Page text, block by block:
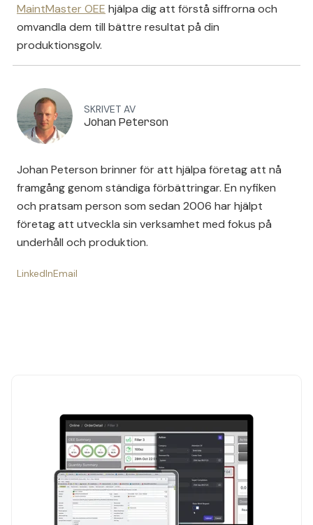
MaintMaster OEE hjälpa dig att förstå siffrorna och
omvandla dem till bättre resultat på din
produktionsgolv.
SKRIVET AV
Johan Peterson
Johan Peterson brinner för att hjälpa företag att nå
framgång genom ständiga förbättringar. En nyfiken
och pratsam person som sedan 2006 har hjälpt
företag att utveckla sin verksamhet med fokus på
underhåll och produktion.
LinkedInEmail